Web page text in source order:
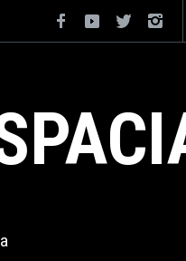
tecnológica que dejó el